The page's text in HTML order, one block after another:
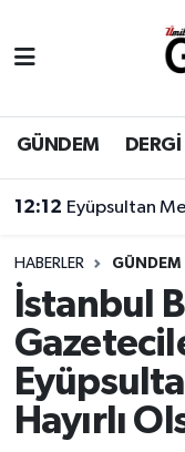
GÜNDEM DERGİ
12:12 Eyüpsultan
HABERLER GÜNDEM
İstanbul
Hayırlı
BİLİM
DERGİ
DÜNYA
EĞİTİM
EKONOMİ
GÖKTÜRK
Eyüpsultan
Eyüpsultan
Süper Lig
Tüm Manşetler
Son Dakika
Haber Arşivi